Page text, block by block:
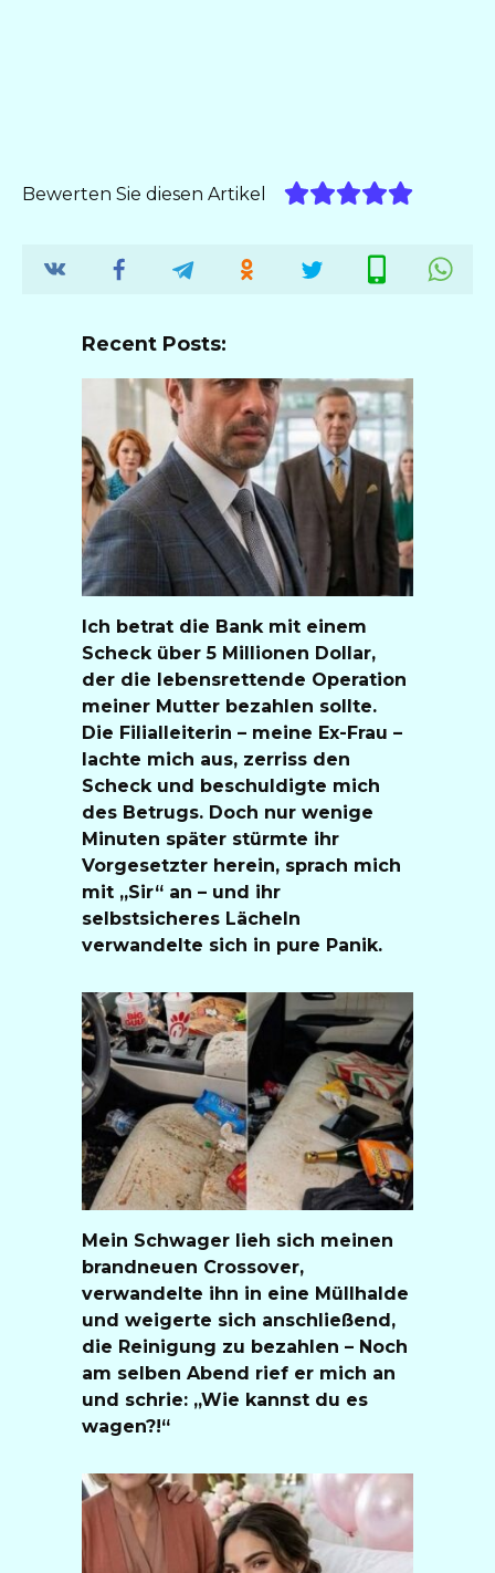
Bewerten Sie diesen Artikel
Recent Posts:
Ich betrat die Bank mit einem
Scheck über 5 Millionen Dollar,
der die lebensrettende Operation
meiner Mutter bezahlen sollte.
Die Filialleiterin – meine Ex-Frau –
lachte mich aus, zerriss den
Scheck und beschuldigte mich
des Betrugs. Doch nur wenige
Minuten später stürmte ihr
Vorgesetzter herein, sprach mich
mit „Sir“ an – und ihr
selbstsicheres Lächeln
verwandelte sich in pure Panik.
Mein Schwager lieh sich meinen
brandneuen Crossover,
verwandelte ihn in eine Müllhalde
und weigerte sich anschließend,
die Reinigung zu bezahlen – Noch
am selben Abend rief er mich an
und schrie: „Wie kannst du es
wagen?!“